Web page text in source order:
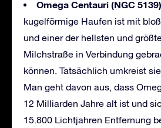
Omega Centauri (NGC 5139)
kugelförmige Haufen ist mit
und einer der hellsten und
Milchstraße in Verbindung
können. Tatsächlich umkreist
Man geht davon aus, dass
12 Milliarden Jahre alt ist und
15.800 Lichtjahren Entfernung